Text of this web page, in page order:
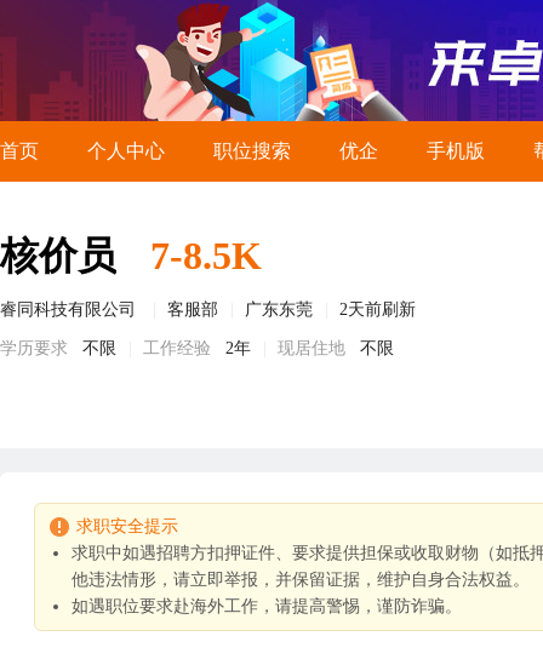
首页 个人中心 职位搜索 优企 手机版
核价员 7-8.5K
睿同科技有限公司 客服部 广东东莞 2天前刷新
学历要求 不限 工作经验 2年 现居住地 不限
求职安全提示
求职中如遇招聘方扣押证件、要求提供担保或收取财物（如
他违法情形，请立即举报，并保留证据，维护自身合法权益。
如遇职位要求赴海外工作，请提高警惕，谨防诈骗。